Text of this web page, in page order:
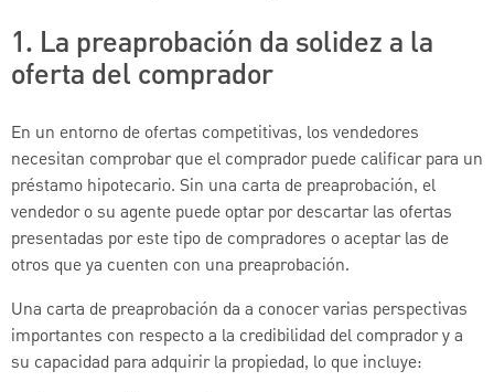
1. La preaprobación da solidez a la
oferta del comprador
En un entorno de ofertas competitivas, los vendedores
necesitan comprobar que el comprador puede calificar para un
préstamo hipotecario. Sin una carta de preaprobación, el
vendedor o su agente puede optar por descartar las ofertas
presentadas por este tipo de compradores o aceptar las de
otros que ya cuenten con una preaprobación.
Una carta de preaprobación da a conocer varias perspectivas
importantes con respecto a la credibilidad del comprador y a
su capacidad para adquirir la propiedad, lo que incluye: